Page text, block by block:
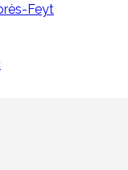
Feyt